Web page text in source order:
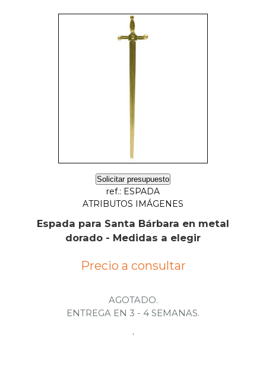
Solicitar presupuesto
ref.: ESPADA
ATRIBUTOS IMÁGENES
Espada para Santa Bárbara en metal
dorado - Medidas a elegir
Precio a consultar
AGOTADO.
ENTREGA EN 3 - 4 SEMANAS.
.